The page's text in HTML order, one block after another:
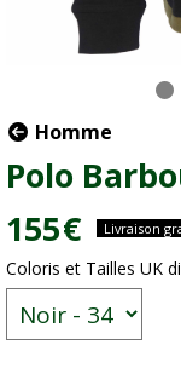
Homme
Polo
155€ Livraison
Coloris et Tailles UK